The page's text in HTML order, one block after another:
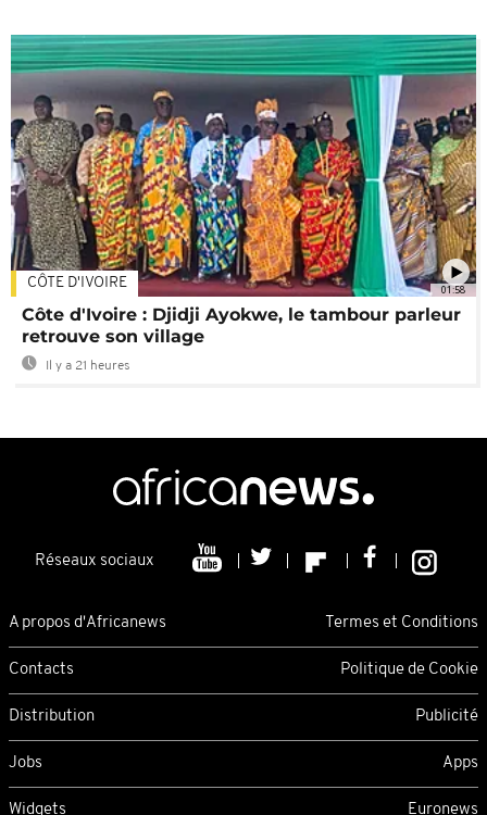
01:58
CÔTE D'IVOIRE
Côte d'Ivoire : Djidji Ayokwe, le tambour parleur
retrouve son village
Il y a 21 heures
Réseaux sociaux
A propos d'Africanews Termes et Conditions
Contacts Politique de Cookie
Distribution Publicité
Jobs Apps
Widgets Euronews